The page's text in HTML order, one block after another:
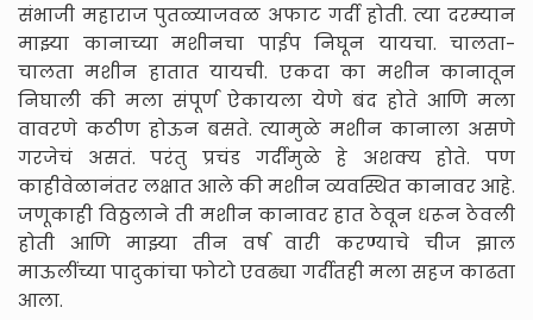
संभाजी महाराज पुतळ्याजवळ अफाट गर्दी होती. त्या दरम्यान
माझ्या कानाच्या मशीनचा पाईप निघून यायचा. चालता-
चालता मशीन हातात यायची. एकदा का मशीन कानातून
निघाली की मला संपूर्ण ऐकायला येणे बंद होते आणि मला
वावरणे कठीण होऊन बसते. त्यामुळे मशीन कानाला असणे
गरजेचं असतं. परंतु प्रचंड गर्दीमुळे हे अशक्य होते. पण
काहीवेळानंतर लक्षात आले की मशीन व्यवस्थित कानावर आहे.
जणूकाही विठ्ठलाने ती मशीन कानावर हात ठेवून धरून ठेवली
होती आणि माझ्या तीन वर्ष वारी करण्याचे चीज झाल
माऊलींच्या पादुकांचा फोटो एवढ्या गर्दीतही मला सहज काढता
आला.